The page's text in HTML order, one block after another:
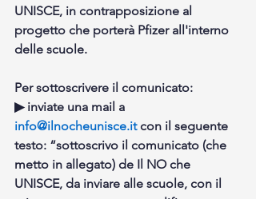
UNISCE, in contrapposizione al
progetto che porterà Pfizer all'interno
delle scuole.
Per sottoscrivere il comunicato:
▶ inviate una mail a
info@ilnocheunisce.it con il seguente
testo: “sottoscrivo il comunicato (che
metto in allegato) de Il NO che
UNISCE, da inviare alle scuole, con il